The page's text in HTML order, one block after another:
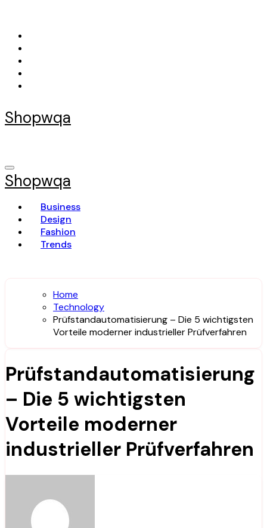
content
Shopwqa
Shopwqa
Business
Design
Fashion
Trends
Home
Technology
Prüfstandautomatisierung – Die 5 wichtigsten
Vorteile moderner industrieller Prüfverfahren
Prüfstandautomatisierung
– Die 5 wichtigsten
Vorteile moderner
industrieller Prüfverfahren